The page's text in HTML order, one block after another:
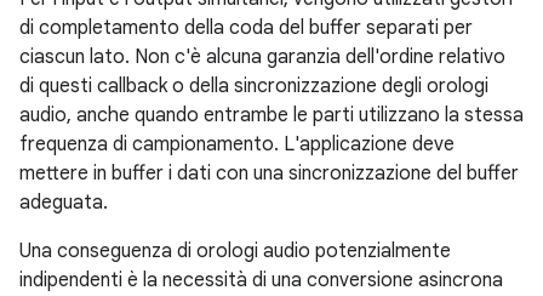
di completamento della coda del buffer separati per
ciascun lato. Non c'è alcuna garanzia dell'ordine relativo
di questi callback o della sincronizzazione degli orologi
audio, anche quando entrambe le parti utilizzano la stessa
frequenza di campionamento. L'applicazione deve
mettere in buffer i dati con una sincronizzazione del buffer
adeguata.
Una conseguenza di orologi audio potenzialmente
indipendenti è la necessità di una conversione asincrona